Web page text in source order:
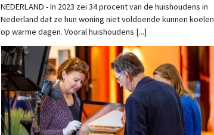
NIET KOEL OP WARME DAGEN
NEDERLAND - In 2023 zei 34 procent van de huishoudens in
Nederland dat ze hun woning niet voldoende kunnen koelen
op warme dagen. Vooral huishoudens [...]